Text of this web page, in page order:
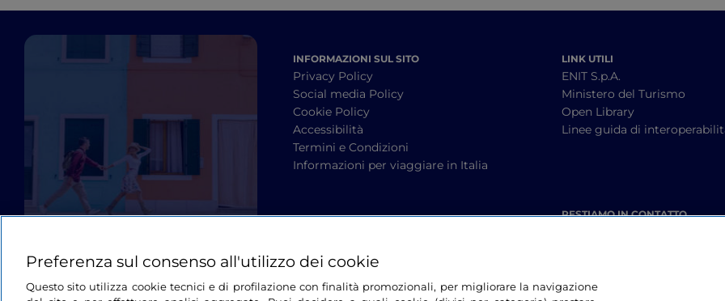
INFORMAZIONI SUL SITO
Privacy Policy
Social media Policy
Cookie Policy
Accessibilità
Termini e Condizioni
Informazioni per viaggiare in Italia
LINK UTILI
ENIT S.p.A.
Ministero del Turismo
Open Library
Linee guida di
RESTIAMO IN CONTATTO
Preferenza sul consenso all'utilizzo dei cookie
Questo sito utilizza cookie tecnici e di profilazione con finalità promozionali, per migliorare la navigazione